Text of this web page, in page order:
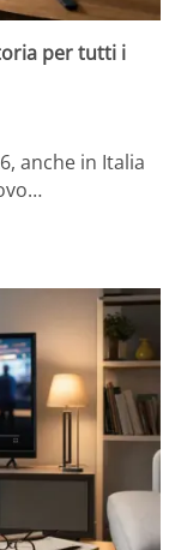
per tutti i
anche in Italia